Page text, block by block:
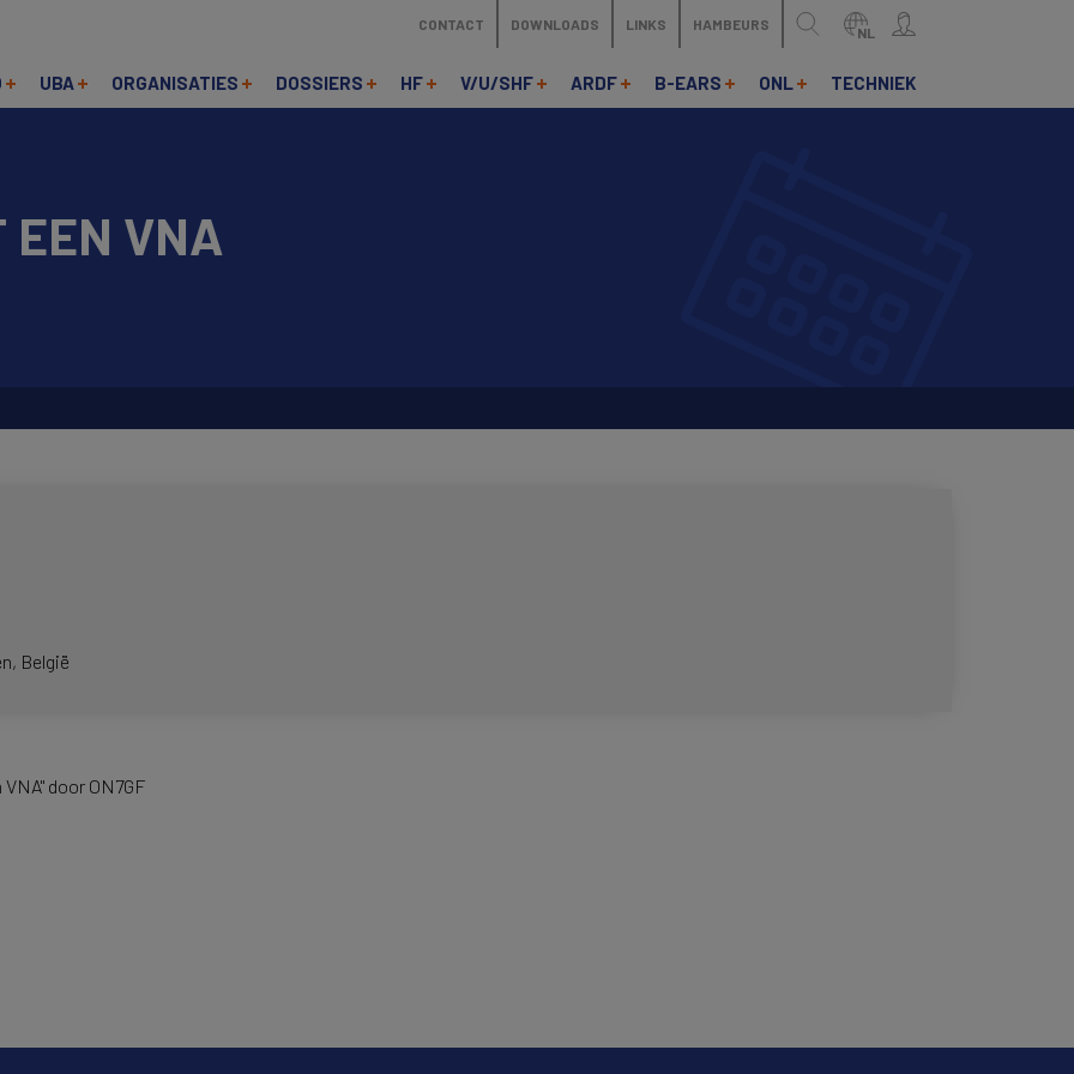
CONTACT DOWNLOADS LINKS HAMBEURS NL
UBA ORGANISATIES DOSSIERS HF V/U/SHF ARDF B-EARS ONL TECHNIEK
EEN VNA
België
door ON7GF